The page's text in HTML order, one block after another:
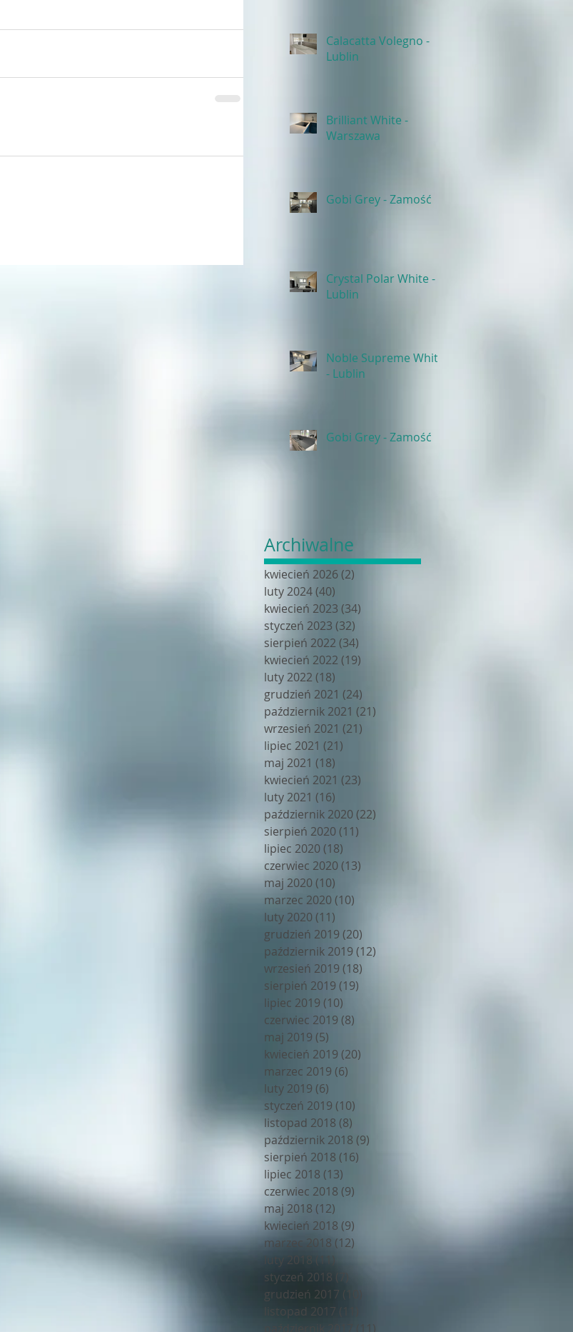
Calacatta Volegno -
Lublin
Brilliant White -
Warszawa
Gobi Grey - Zamość
Crystal Polar White -
Lublin
Noble Supreme White
- Lublin
Gobi Grey - Zamość
Archiwalne
kwiecień 2026 (2)
luty 2024(40)
kwiecień 2023 (34)
styczeń 2023 (32)
sierpień 2022 (34)
kwiecień 2022 (19)
luty 2022 (18)
grudzień 2021 (24)
październik 2021 (21)
wrzesień 2021 (21)
lipiec 2021 (21)
maj 2021 (18)
kwiecień 2021 (23)
luty 2021 (16)
październik 2020 (22)
sierpień 2020 (11)
lipiec 2020 (18)
czerwiec 2020 (13)
maj 2020 (10)
marzec 2020 (10)
luty 2020 (11)
grudzień 2019 (20)
październik 2019 (12)
wrzesień 2019 (18)
sierpień 2019 (19)
lipiec 2019 (10)
czerwiec 2019 (8)
maj 2019 (5)
kwiecień 2019 (20)
marzec 2019 (6)
luty 2019 (6)
styczeń 2019 (10)
listopad 2018 (8)
październik 2018 (9)
sierpień 2018 (16)
lipiec 2018 (13)
czerwiec 2018 (9)
maj 2018 (12)
kwiecień 2018 (9)
marzec 2018 (12)
luty 2018
styczeń 2018
grudzień 2017 (10)
listopad 2017 (11)
październik 2017
(11)